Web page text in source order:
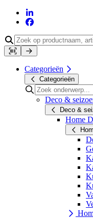
Categorieën
Categorieën
Deco &
Deco &
Home